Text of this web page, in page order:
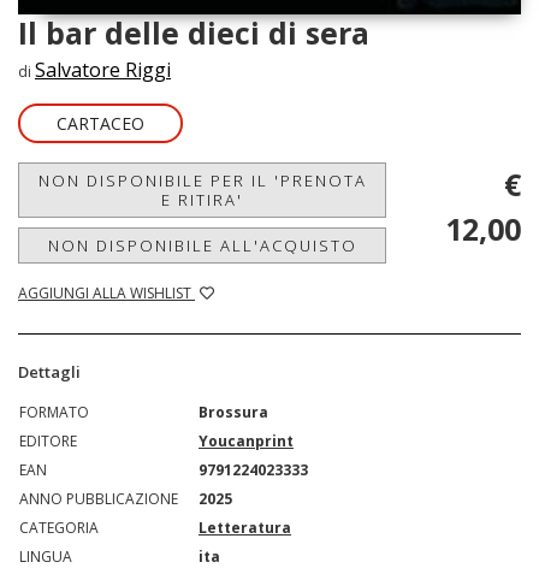
Il bar delle dieci di sera
di Salvatore Riggi
CARTACEO
NON DISPONIBILE PER IL 'PRENOTA
E RITIRA'
NON DISPONIBILE ALL'ACQUISTO
AGGIUNGI ALLA WISHLIST
€
12,00
Dettagli
FORMATO
Brossura
EDITORE
Youcanprint
EAN
9791224023333
ANNO PUBBLICAZIONE
2025
CATEGORIA
Letteratura
LINGUA
ita